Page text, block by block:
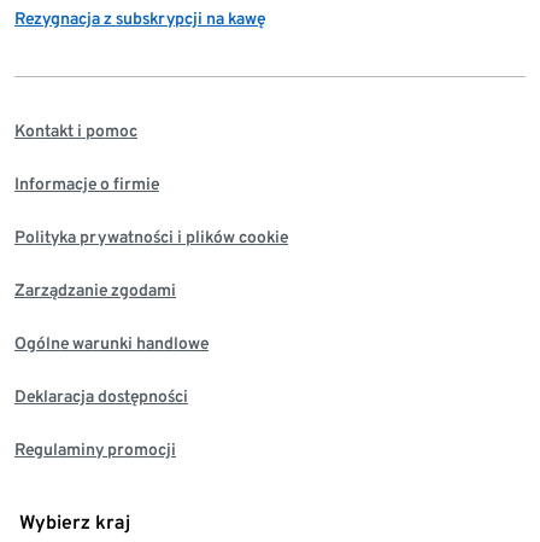
Rezygnacja z subskrypcji na kawę
Kontakt i pomoc
Informacje o firmie
Polityka prywatności i plików cookie
Zarządzanie zgodami
Ogólne warunki handlowe
Deklaracja dostępności
Regulaminy promocji
Wybierz kraj